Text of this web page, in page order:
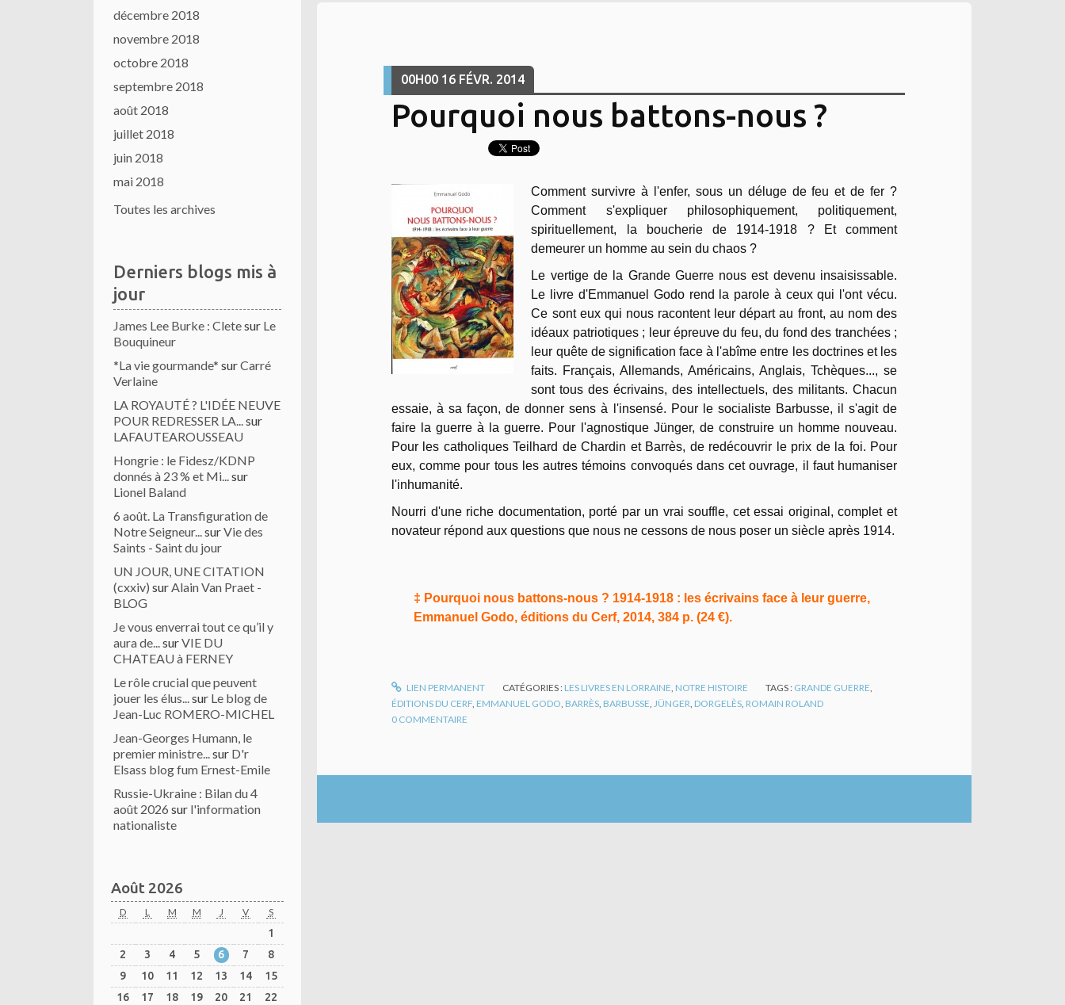
décembre 2018
novembre 2018
octobre 2018
septembre 2018
août 2018
juillet 2018
juin 2018
mai 2018
Toutes les archives
Derniers blogs mis à
jour
James Lee Burke : Cletesur Le
Bouquineur
*La vie gourmande* surCarré
Verlaine
LA ROYAUTÉ ? L'IDÉE NEUVE
POUR REDRESSER LA...sur
LAFAUTEAROUSSEAU
Hongrie : le Fidesz/KDNP
donnés à 23 % et Mi...sur
Lionel Baland
6 août. La Transfiguration de
Notre Seigneur...surVie des
Saints - Saint du jour
UN JOUR, UNE CITATION
(cxxiv) surAlain Van Praet -
BLOG
Je vous enverrai tout ce qu’il y
aura de...surVIE DU
CHATEAU à FERNEY
Le rôle crucial que peuvent
jouer les élus...sur Le blog de
Jean-Luc ROMERO-MICHEL
Jean-Georges Humann, le
premier ministre...sur D'r
Elsass blog fum Ernest-Emile
Russie-Ukraine : Bilan du 4
août 2026 sur l'information
nationaliste
Août 2026
D L M M J V S
1
2
3 4 5 6 7
8
9
10 11 12 13 14
15
16
17 18 19 20 21
22
00H00 16 FÉVR. 2014
Pourquoi nous battons-nous ?
Comment survivre à l'enfer, sous un déluge de feu et de fer ?
Comment s'expliquer philosophiquement, politiquement,
spirituellement, la boucherie de 1914-1918 ? Et comment
demeurer un homme au sein du chaos ?
Le vertige de la Grande Guerre nous est devenu insaisissable.
Le livre d'Emmanuel Godo rend la parole à ceux qui l'ont vécu.
Ce sont eux qui nous racontent leur départ au front, au nom des
idéaux patriotiques ; leur épreuve du feu, du fond des tranchées ;
leur quête de signification face à l'abîme entre les doctrines et les
faits. Français, Allemands, Américains, Anglais, Tchèques..., se
sont tous des écrivains, des intellectuels, des militants. Chacun
essaie, à sa façon, de donner sens à l'insensé. Pour le socialiste Barbusse, il s'agit de
faire la guerre à la guerre. Pour l'agnostique Jünger, de construire un homme nouveau.
Pour les catholiques Teilhard de Chardin et Barrès, de redécouvrir le prix de la foi. Pour
eux, comme pour tous les autres témoins convoqués dans cet ouvrage, il faut humaniser
l'inhumanité.
Nourri d'une riche documentation, porté par un vrai souffle, cet essai original, complet et
novateur répond aux questions que nous ne cessons de nous poser un siècle après 1914.
‡ Pourquoi nous battons-nous ? 1914-1918 : les écrivains face à leur guerre,
Emmanuel Godo, éditions du Cerf, 2014, 384 p. (24 €).
LIEN PERMANENT CATÉGORIES : LES LIVRES EN LORRAINE NOTRE HISTOIRE TAGS : GRANDE GUERRE
ÉDITIONS DU CERF EMMANUEL GODO BARRÈS BARBUSSE JÜNGER DORGELÈS ROMAIN ROLAND
0 COMMENTAIRE